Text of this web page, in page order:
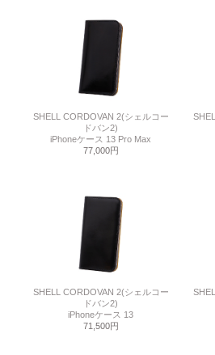
SHELL CORDOVAN 2(シェルコー
ドバン2)
iPhoneケース 13 Pro Max
77,000円
SHELL CORDOVAN 2(シェルコー
ドバン2)
iPhoneケース 13
71,500円